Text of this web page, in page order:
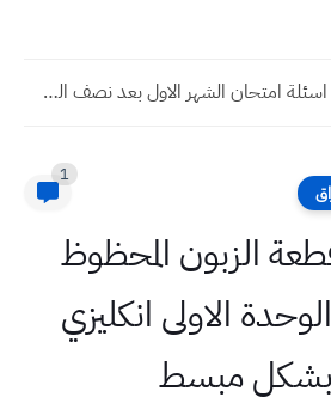
اسئلة امتحان الشهر الاول بعد نصف السنة اللغة العربية السادس...
1
الزبون المحظوظ
الاولى انكليزي
مبسط